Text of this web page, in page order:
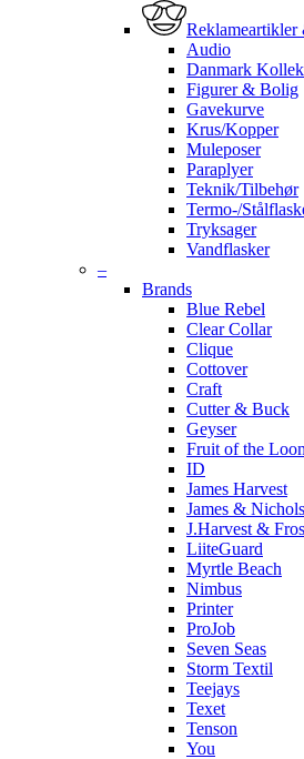
Reklameartikler
Audio
Danmark
Figurer & Bolig
Gavekurve
Krus/Kopper
Muleposer
Paraplyer
Teknik/Tilbehør
Termo-/
Tryksager
Vandflasker
–
Brands
Blue Rebel
Clear Collar
Clique
Cottover
Craft
Cutter & Buck
Geyser
Fruit of the
ID
James Harvest
James &
J.Harvest &
LiiteGuard
Myrtle Beach
Nimbus
Printer
ProJob
Seven Seas
Storm Textil
Teejays
Texet
Tenson
You